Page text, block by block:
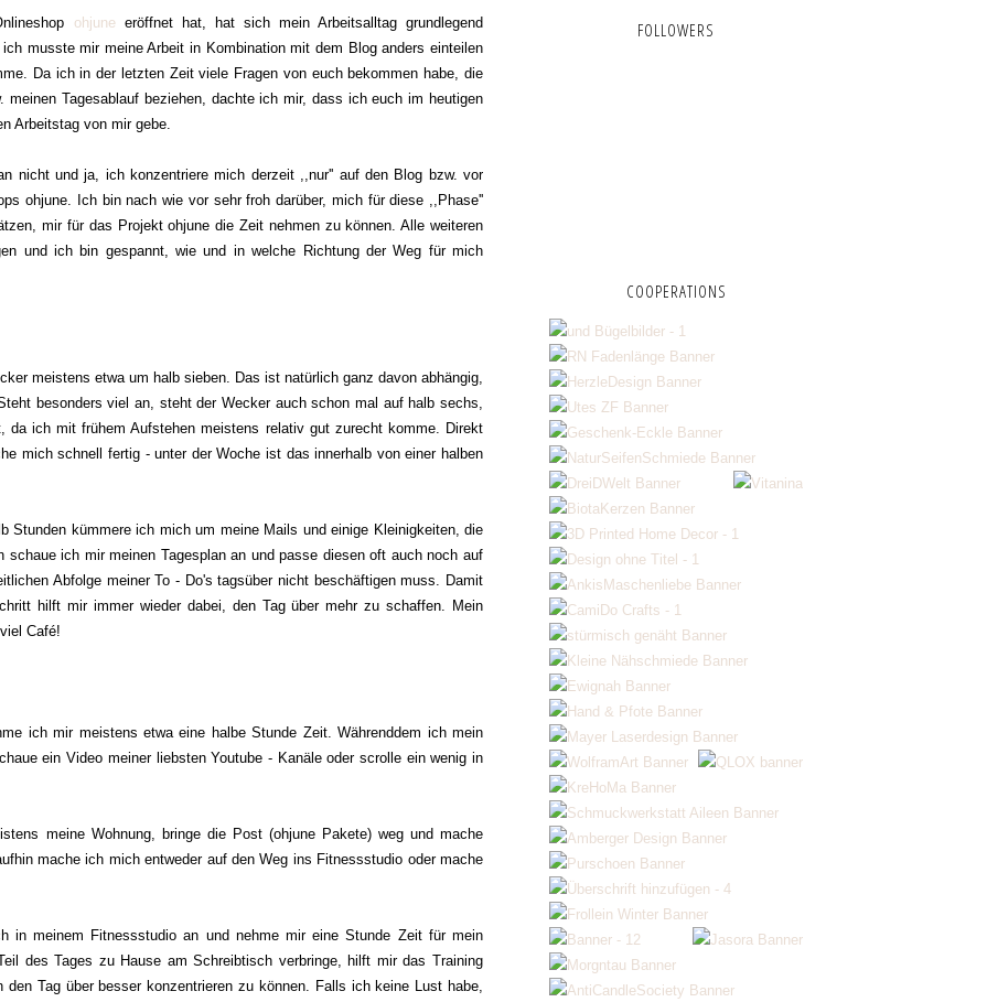
ohjuneeröffnet hat, hat sich mein Arbeitsalltag grundlegend
musste mir meine Arbeit in Kombination mit dem Blog anders einteilen
Da ich in der letzten Zeit viele Fragen von euch bekommen habe, die
Tagesablauf beziehen, dachte ich mir, dass ich euch im heutigen
Arbeitstag von mir gebe.
nicht und ja, ich konzentriere mich derzeit ,,nur'' auf den Blog bzw. vor
ohjune. Ich bin nach wie vor sehr froh darüber, mich für diese ,,Phase''
mir für das Projekt ohjune die Zeit nehmen zu können. Alle weiteren
und ich bin gespannt, wie und in welche Richtung der Weg für mich
meistens etwa um halb sieben. Das ist natürlich ganz davon abhängig,
besonders viel an, steht der Wecker auch schon mal auf halb sechs,
ich mit frühem Aufstehen meistens relativ gut zurecht komme. Direkt
mich schnell fertig - unter der Woche ist das innerhalb von einer halben
Stunden kümmere ich mich um meine Mails und einige Kleinigkeiten, die
schaue ich mir meinen Tagesplan an und passe diesen oft auch noch auf
Abfolge meiner To - Do's tagsüber nicht beschäftigen muss. Damit
hilft mir immer wieder dabei, den Tag über mehr zu schaffen. Mein
Café!
ich mir meistens etwa eine halbe Stunde Zeit. Währenddem ich mein
ein Video meiner liebsten Youtube - Kanäle oder scrolle ein wenig in
meine Wohnung, bringe die Post (ohjune Pakete) weg und mache
mache ich mich entweder auf den Weg ins Fitnessstudio oder mache
in meinem Fitnessstudio an und nehme mir eine Stunde Zeit für mein
des Tages zu Hause am Schreibtisch verbringe, hilft mir das Training
Tag über besser konzentrieren zu können. Falls ich keine Lust habe,
FOLLOWERS
COOPERATIONS